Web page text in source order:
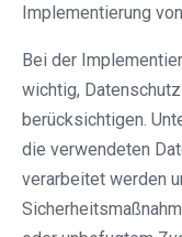
Implementierung
Bei der
wichtig,
berücksichtigen.
die verwendeten
verarbeitet werden